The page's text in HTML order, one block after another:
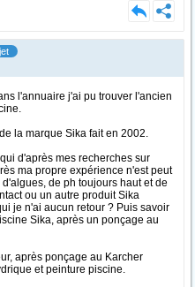
l'annuaire j'ai pu trouver l'ancien
la marque Sika fait en 2002.
d'après mes recherches sur
ma propre expérience n'est peut
de ph toujours haut et de
ou un autre produit Sika
je n'ai aucun retour ? Puis savoir
Sika, après un ponçage au
après ponçage au Karcher
et peinture piscine.